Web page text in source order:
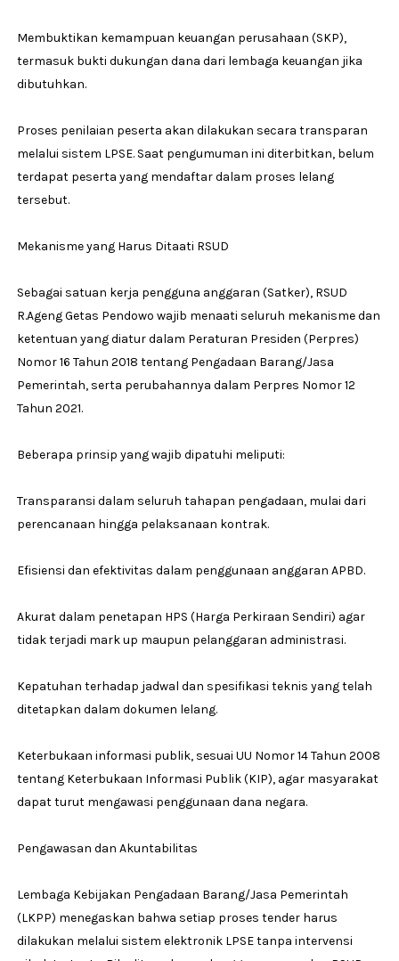
Membuktikan kemampuan keuangan perusahaan (SKP),
termasuk bukti dukungan dana dari lembaga keuangan jika
dibutuhkan.
Proses penilaian peserta akan dilakukan secara transparan
melalui sistem LPSE. Saat pengumuman ini diterbitkan, belum
terdapat peserta yang mendaftar dalam proses lelang
tersebut.
Mekanisme yang Harus Ditaati RSUD
Sebagai satuan kerja pengguna anggaran (Satker), RSUD
R.Ageng Getas Pendowo wajib menaati seluruh mekanisme dan
ketentuan yang diatur dalam Peraturan Presiden (Perpres)
Nomor 16 Tahun 2018 tentang Pengadaan Barang/Jasa
Pemerintah, serta perubahannya dalam Perpres Nomor 12
Tahun 2021.
Beberapa prinsip yang wajib dipatuhi meliputi:
Transparansi dalam seluruh tahapan pengadaan, mulai dari
perencanaan hingga pelaksanaan kontrak.
Efisiensi dan efektivitas dalam penggunaan anggaran APBD.
Akurat dalam penetapan HPS (Harga Perkiraan Sendiri) agar
tidak terjadi mark up maupun pelanggaran administrasi.
Kepatuhan terhadap jadwal dan spesifikasi teknis yang telah
ditetapkan dalam dokumen lelang.
Keterbukaan informasi publik, sesuai UU Nomor 14 Tahun 2008
tentang Keterbukaan Informasi Publik (KIP), agar masyarakat
dapat turut mengawasi penggunaan dana negara.
Pengawasan dan Akuntabilitas
Lembaga Kebijakan Pengadaan Barang/Jasa Pemerintah
(LKPP) menegaskan bahwa setiap proses tender harus
dilakukan melalui sistem elektronik LPSE tanpa intervensi